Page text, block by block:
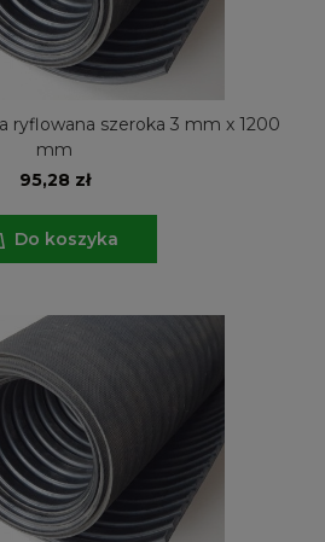
ryflowana szeroka 3 mm x 1200
mm
95,28 zł
Do koszyka